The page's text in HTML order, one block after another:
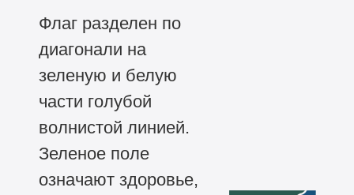
Флаг разделен по
диагонали на
зеленую и белую
части голубой
волнистой линией.
Зеленое поле
означают здоровье,